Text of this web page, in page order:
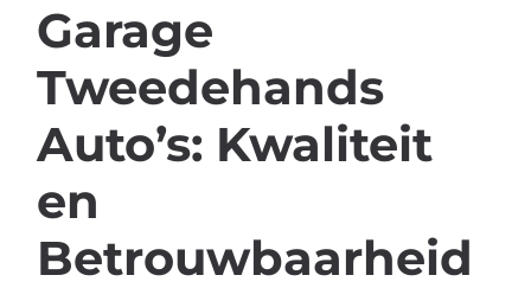
Garage
Tweedehands
Auto’s: Kwaliteit
en
Betrouwbaarheid